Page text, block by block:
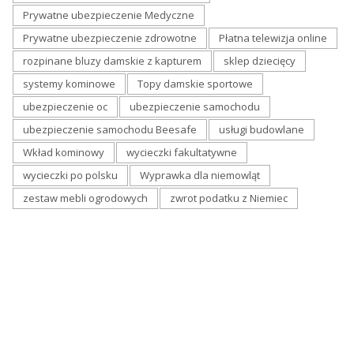
Prywatne ubezpieczenie Medyczne
Prywatne ubezpieczenie zdrowotne
Płatna telewizja online
rozpinane bluzy damskie z kapturem
sklep dziecięcy
systemy kominowe
Topy damskie sportowe
ubezpieczenie oc
ubezpieczenie samochodu
ubezpieczenie samochodu Beesafe
usługi budowlane
Wkład kominowy
wycieczki fakultatywne
wycieczki po polsku
Wyprawka dla niemowląt
zestaw mebli ogrodowych
zwrot podatku z Niemiec